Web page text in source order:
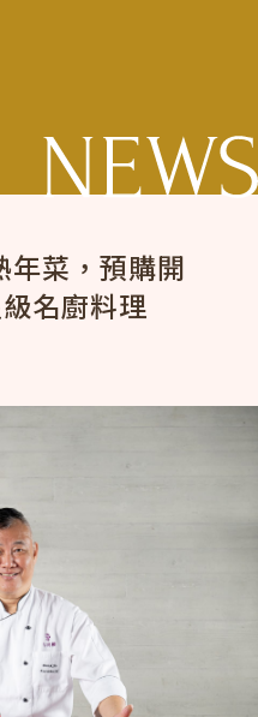
菜，預購開
名廚料理